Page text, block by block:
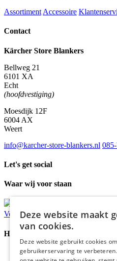
Assortiment Accessoire
Contact
Kärcher Store Blankers
Bellweg 21
6101 XA
Echt
(hoofdvestiging)
Moesdijk 12F
6004 AX
Weert
info@karcher-store-blankers.nl
Let's get social
Waar wij voor staan
Ophalen
Verzondenbinnen 48 uur*
Handige Links
Home
Deze website maakt
van cookies.
Deze website gebruikt cookies
gebruikerservaring te